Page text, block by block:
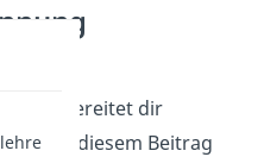
bereitet dir
In diesem Beitrag